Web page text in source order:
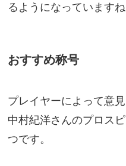
るようになっていますね
おすすめ称号
プレイヤーによって意
中村紀洋さんのプロス
つです。